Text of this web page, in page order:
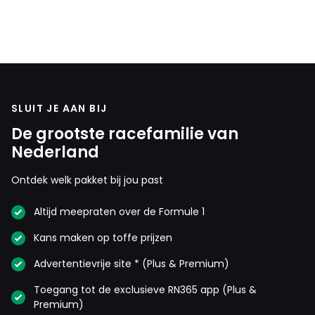
21 november 2021 15:44
Ik vond dat ze hem erg vroeg gestopt hadden na
kwam.
Patrick Van Der Meulen
21 november 2021 16:03
Shadow771 dat ben ik wel met je eens. Maar aan
de andere kant heeft hij zijn banden ook aardig
op moeten gummen om te komen waar hij kwam.
SLUIT JE AAN BIJ
De grootste racefamilie van
Nederland
Ontdek welk pakket bij jou past
Altijd meepraten over de Formule 1
Kans maken op toffe prijzen
Advertentievrije site * (Plus & Premium)
Toegang tot de exclusieve RN365 app (Plus &
Premium)